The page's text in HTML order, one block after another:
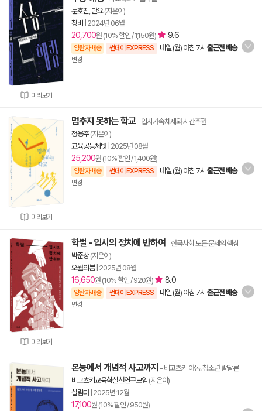
미리보기
문호진 단요(지은이)
창비
2024년 06월
20,700원 (10% 할인 / 1,150원) 9.6
양탄자배송 썬데이 EXPRESS 내일 (월) 아침 7시 출근전 배송
변경
미리보기
멈추지 못하는 학교- 입시가속체제와 시간주권
정용주(지은이)
교육공동체벗 2025년 08월
25,200원 (10% 할인 / 1,400원)
양탄자배송 썬데이 EXPRESS 내일 (월) 아침 7시 출근전 배송
변경
미리보기
학벌 - 입시의 정치에 반하여 - 한국사회 모든 문제의 핵심
박준상(지은이)
오월의봄| 2025년 08월
16,650원 (10% 할인 / 920원) 8.0
양탄자배송 썬데이 EXPRESS 내일 (월) 아침 7시 출근전 배송
변경
본능에서 개념적 사고까지 - 비고츠키 아동. 청소년 발달론
비고츠키교육학실천연구모임 (지은이)
살림터 2025년 12월
17,100원 (10% 할인 / 950원)